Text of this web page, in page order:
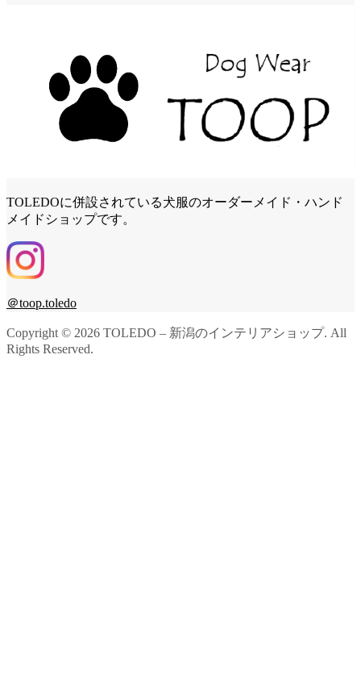
TOLEDOに併設されている犬服のオーダーメイド・ハンド
メイドショップです。
＠toop.toledo
Copyright © 2026 TOLEDO – 新潟のインテリアショップ. All
Rights Reserved.